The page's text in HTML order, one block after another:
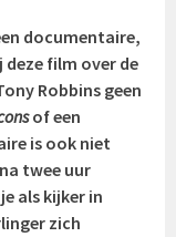
documentaire,
deze film over de
Robbins geen
of een
is ook niet
twee uur
als kijker in
zich